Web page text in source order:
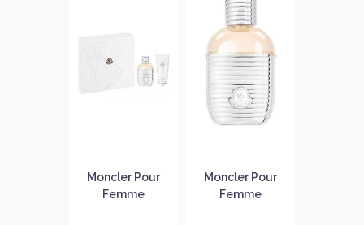
Moncler Pour
Femme
Moncler Pour
Femme